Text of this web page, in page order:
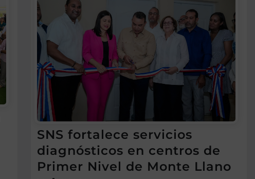
SNS fortalece servicios
diagnósticos en centros de
Primer Nivel de Monte Llano